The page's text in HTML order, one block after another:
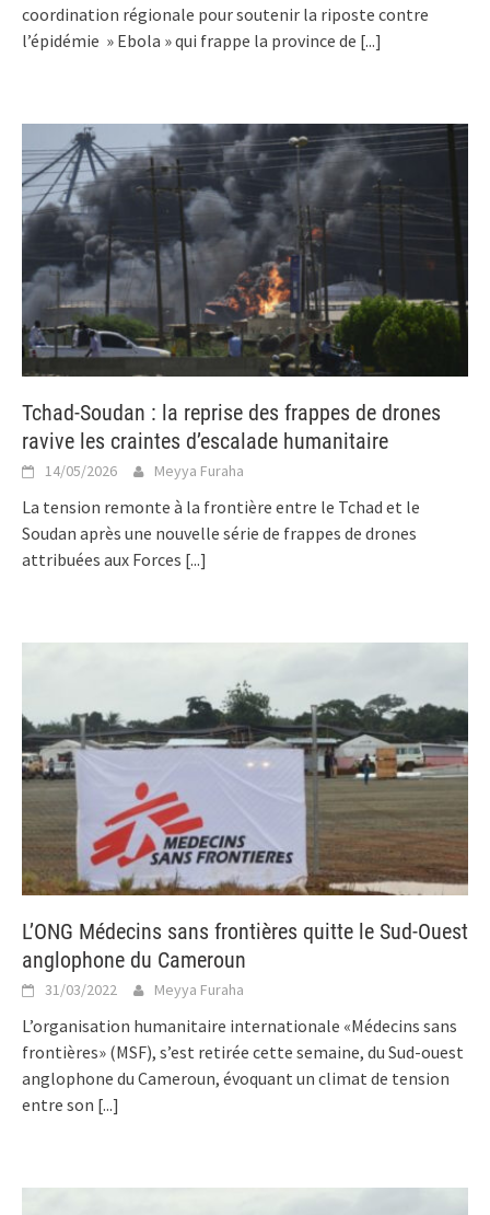
coordination régionale pour soutenir la riposte contre
l’épidémie » Ebola » qui frappe la province de [...]
Tchad-Soudan : la reprise des frappes de drones
ravive les craintes d’escalade humanitaire
14/05/2026 Meyya Furaha
La tension remonte à la frontière entre le Tchad et le
Soudan après une nouvelle série de frappes de drones
attribuées aux Forces [...]
L’ONG Médecins sans frontières quitte le Sud-Ouest
anglophone du Cameroun
31/03/2022 Meyya Furaha
L’organisation humanitaire internationale «Médecins sans
frontières» (MSF), s’est retirée cette semaine, du Sud-ouest
anglophone du Cameroun, évoquant un climat de tension
entre son [...]